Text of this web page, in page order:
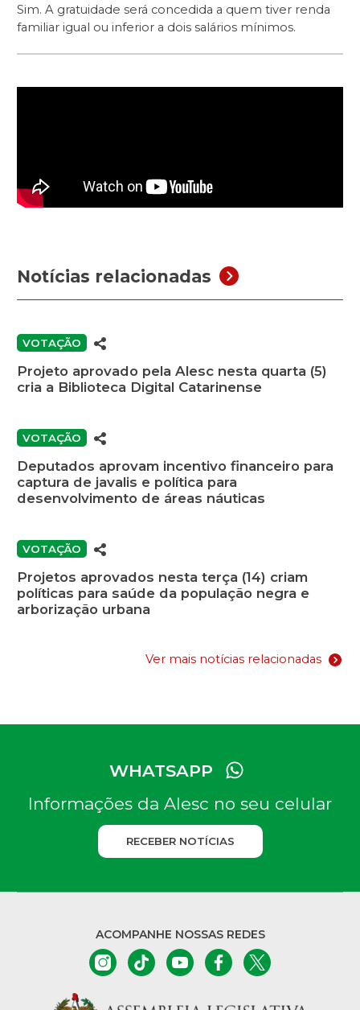
Sim. A gratuidade será concedida a quem tiver renda
familiar igual ou inferior a dois salários mínimos.
Notícias relacionadas
VOTAÇÃO
Projeto aprovado pela Alesc nesta quarta (5)
cria a Biblioteca Digital Catarinense
VOTAÇÃO
Deputados aprovam incentivo financeiro para
captura de javalis e política para
desenvolvimento de áreas náuticas
VOTAÇÃO
Projetos aprovados nesta terça (14) criam
políticas para saúde da população negra e
arborização urbana
Ver mais notícias relacionadas
WHATSAPP
Informações da Alesc no seu celular
RECEBER NOTÍCIAS
ACOMPANHE NOSSAS REDES